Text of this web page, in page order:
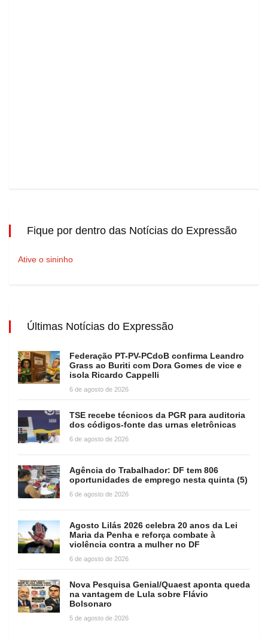
Fique por dentro das Notícias do Expressão
Ative o sininho
Últimas Notícias do Expressão
Federação PT-PV-PCdoB confirma Leandro
Grass ao Buriti com Dora Gomes de vice e
isola Ricardo Cappelli
6 de agosto de 2026
TSE recebe técnicos da PGR para auditoria
dos códigos-fonte das urnas eletrônicas
6 de agosto de 2026
Agência do Trabalhador: DF tem 806
oportunidades de emprego nesta quinta (5)
6 de agosto de 2026
Agosto Lilás 2026 celebra 20 anos da Lei
Maria da Penha e reforça combate à
violência contra a mulher no DF
6 de agosto de 2026
Nova Pesquisa Genial/Quaest aponta queda
na vantagem de Lula sobre Flávio
Bolsonaro
5 de agosto de 2026